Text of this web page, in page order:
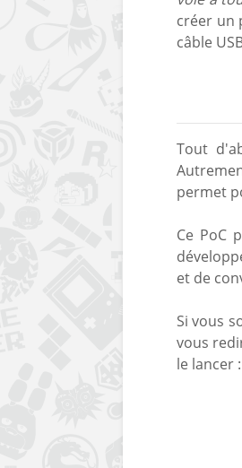
créer un
câble
Tout
permet
Ce PoC
et de
Si vous
vous
le lancer